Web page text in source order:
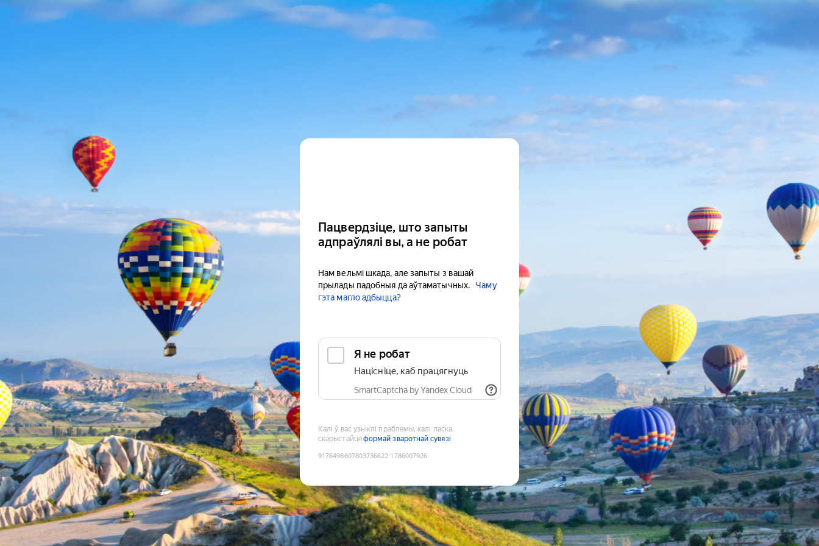
Пацвердзіце, што запыты
адпраўлялі вы, а не робат
Нам вельмі шкада, але запыты з вашай
прылады падобныя да аўтаматычных.
Чаму
гэта магло адбыцца?
Я не робат
Націсніце, каб працягнуць
SmartCaptcha by Yandex Cloud
Калі ў вас узніклі праблемы, калі ласка,
скарыстайцеформай зваротнай сувязі
9176498607803736622:1786007926